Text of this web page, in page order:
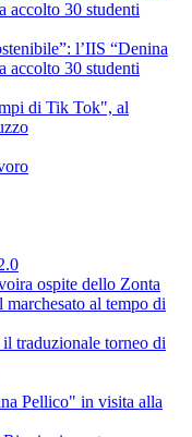
accolto 30 studenti
l’IIS “Denina
accolto 30 studenti
di Tik Tok", al
ospite dello Zonta
al tempo di
traduzionale torneo di
Pellico" in visita alla